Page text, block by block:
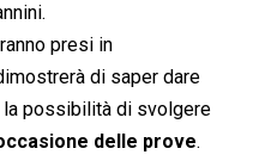
presi in
di saper dare
la possibilità di svolgere
delle prove.